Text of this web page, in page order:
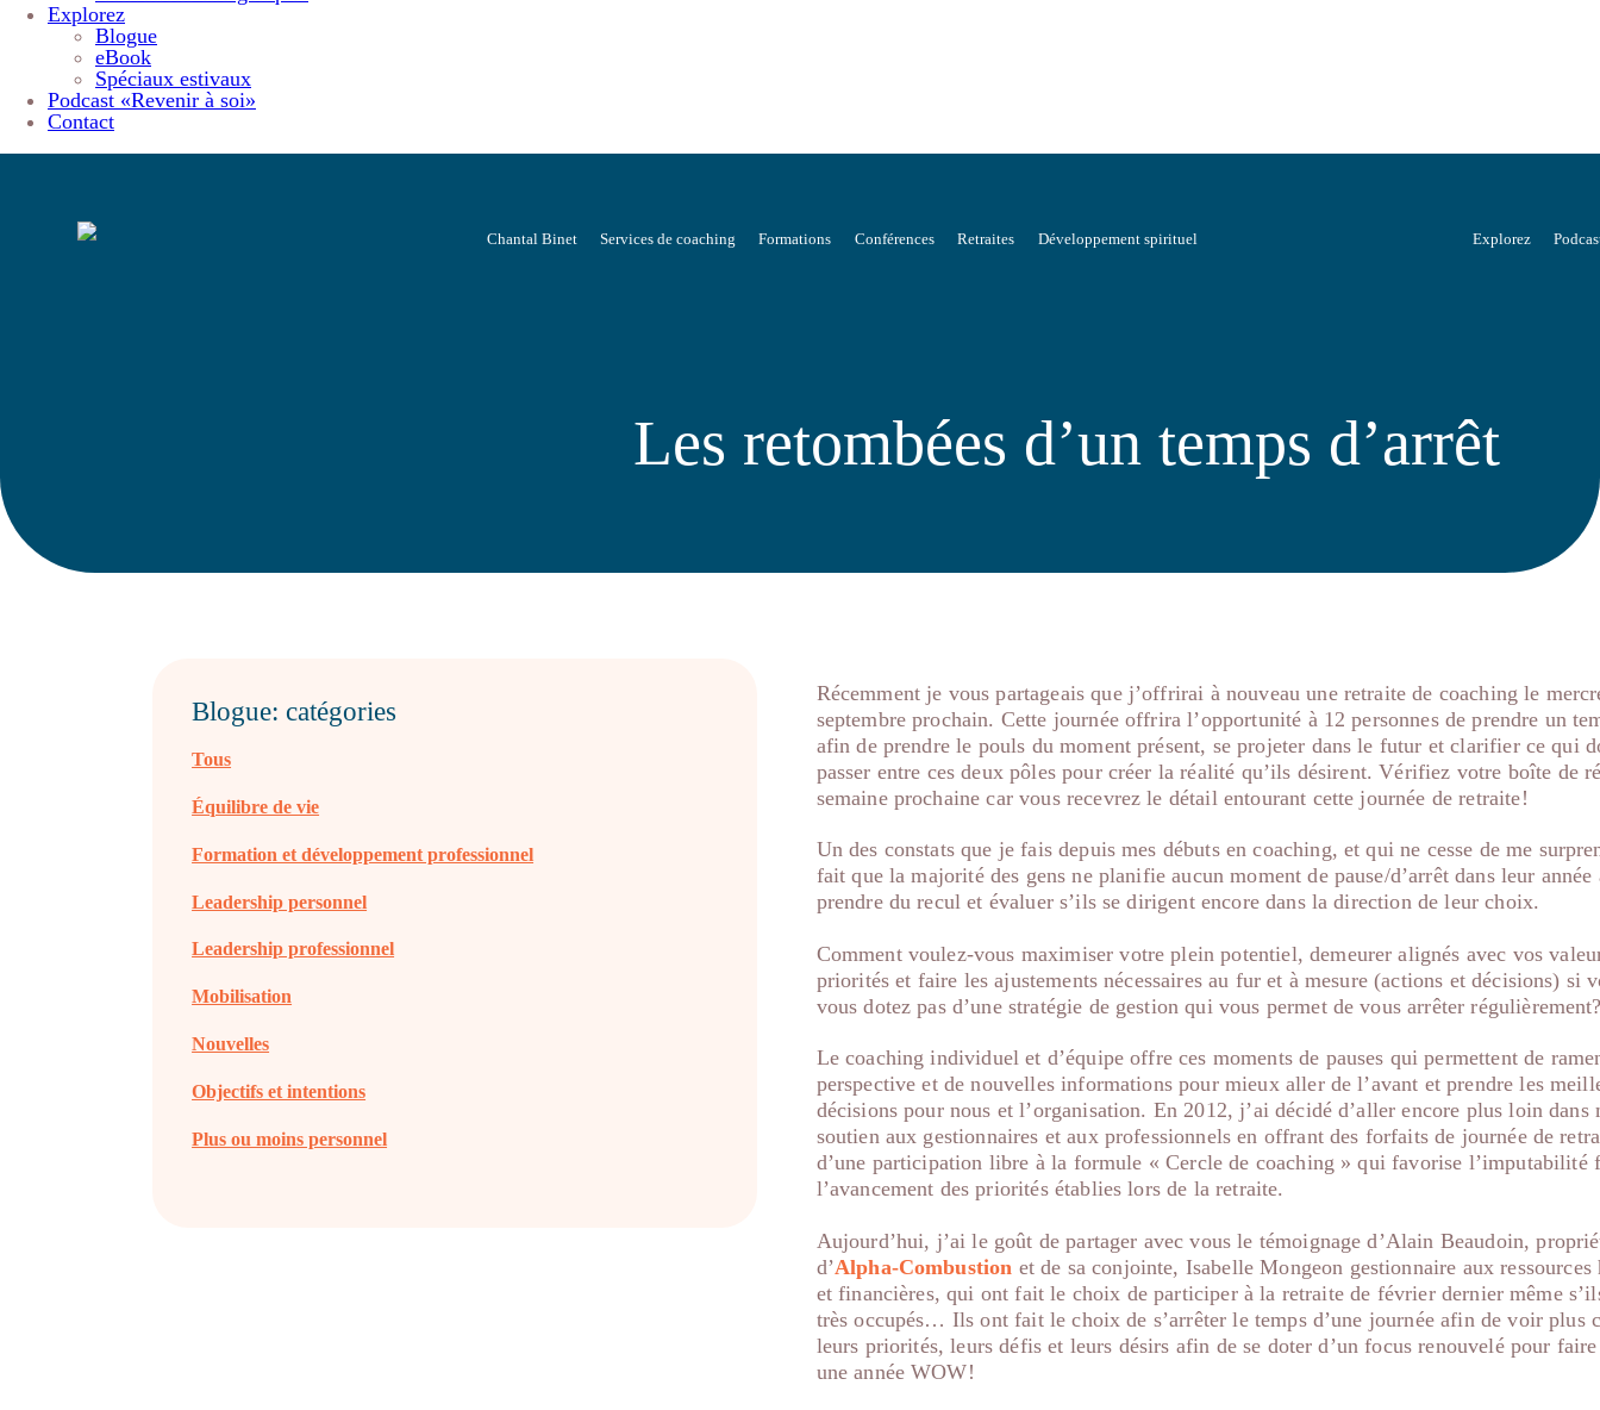
Explorez
Blogue
eBook
Spéciaux estivaux
Podcast «Revenir à soi»
Contact
Chantal Binet Services de coaching Formations Conférences Retraites Développement spirituel Explorez
Les retombées d’un temps d’arrêt
Blogue: catégories
Tous
Équilibre de vie
Formation et développement professionnel
Leadership personnel
Leadership professionnel
Mobilisation
Nouvelles
Objectifs et intentions
Plus ou moins personnel
Récemment je vous partageais que j’offrirai à nouveau une retraite de coaching le
septembre prochain. Cette journée offrira l’opportunité à 12 personnes de prendre un
afin de prendre le pouls du moment présent, se projeter dans le futur et clarifier ce qui
passer entre ces deux pôles pour créer la réalité qu’ils désirent. Vérifiez votre boîte de
semaine prochaine car vous recevrez le détail entourant cette journée de retraite!
Un des constats que je fais depuis mes débuts en coaching, et qui ne cesse de me
fait que la majorité des gens ne planifie aucun moment de pause/d’arrêt dans leur année
prendre du recul et évaluer s’ils se dirigent encore dans la direction de leur choix.
Comment voulez-vous maximiser votre plein potentiel, demeurer alignés avec vos
priorités et faire les ajustements nécessaires au fur et à mesure (actions et décisions) si
vous dotez pas d’une stratégie de gestion qui vous permet de vous arrêter
Le coaching individuel et d’équipe offre ces moments de pauses qui permettent de
perspective et de nouvelles informations pour mieux aller de l’avant et prendre les
décisions pour nous et l’organisation. En 2012, j’ai décidé d’aller encore plus loin dans
soutien aux gestionnaires et aux professionnels en offrant des forfaits de journée de
d’une participation libre à la formule « Cercle de coaching » qui favorise l’imputabilité
l’avancement des priorités établies lors de la retraite.
Aujourd’hui, j’ai le goût de partager avec vous le témoignage d’Alain Beaudoin,
d’Alpha-Combustion et de sa conjointe, Isabelle Mongeon gestionnaire aux ressources
et financières, qui ont fait le choix de participer à la retraite de février dernier même
très occupés… Ils ont fait le choix de s’arrêter le temps d’une journée afin de voir plus
leurs priorités, leurs défis et leurs désirs afin de se doter d’un focus renouvelé pour
une année WOW!